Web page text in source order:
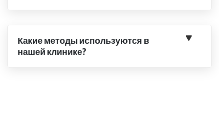
Какие методы используются в
нашей клинике?